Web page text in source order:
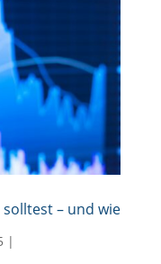
– und wie
|